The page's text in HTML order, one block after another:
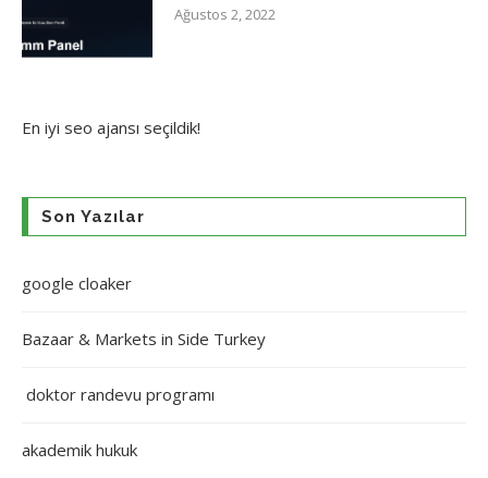
Ağustos 2, 2022
En iyi seo ajansı seçildik!
Son Yazılar
google cloaker
Bazaar & Markets in Side Turkey
doktor randevu programı
akademik hukuk